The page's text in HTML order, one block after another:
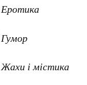
Еротика
Гумор
Жахи і містика